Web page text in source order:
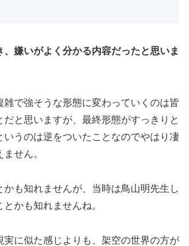
、嫌いがよく分かる内容だったと思いま
雑で強そうな形態に変わっていくのは皆
だと思いますが、最終形態がすっきりと
いうのは逆をついたことなのでやはり凄
せん。
かも知れませんが、当時は鳥山明先生し
かも知れませんね。
実に似た感じよりも、架空の世界の方が